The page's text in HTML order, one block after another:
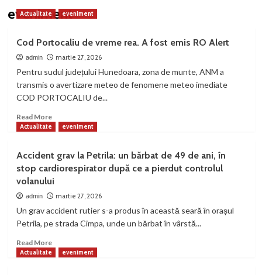
eveniment
Actualitate eveniment
Cod Portocaliu de vreme rea. A fost emis RO Alert
admin martie 27, 2026
Pentru sudul județului Hunedoara, zona de munte, ANM a
transmis o avertizare meteo de fenomene meteo imediate
COD PORTOCALIU de...
Read MoreRead
more
Portocaliu
de
vreme
rea.
fost
emis
Alert
Actualitate eveniment
Accident grav la Petrila: un bărbat de 49 de ani, în
stop cardiorespirator după ce a pierdut controlul
volanului
admin martie 27, 2026
Un grav accident rutier s-a produs în această seară în orașul
Petrila, pe strada Cimpa, unde un bărbat în vârstă...
Read MoreRead
more
Actualitate eveniment